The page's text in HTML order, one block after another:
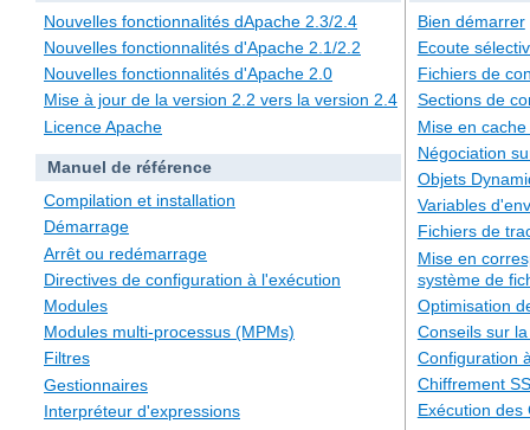
Nouvelles fonctionnalités dApache 2.3/2.4
Nouvelles fonctionnalités d'Apache 2.1/2.2
Nouvelles fonctionnalités d'Apache 2.0
Mise à jour de la version 2.2 vers la version 2.4
Licence Apache
Manuel de référence
Compilation et installation
Démarrage
Arrêt ou redémarrage
Directives de configuration à l'exécution
Modules
Modules multi-processus (MPMs)
Filtres
Gestionnaires
Interpréteur d'expressions
Bien démarrer
Ecoute
Fichiers de
Sections de
Mise en
Négociation
Objets
Variables
Fichiers de
Mise en
système de
Optimisation
Conseils sur
Configuration
Chiffrement
Exécution des